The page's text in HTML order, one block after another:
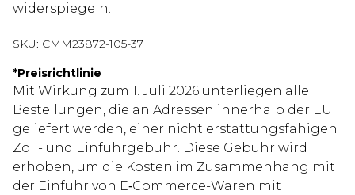
widerspiegeln.
SKU: CMM23872-105-37
*Preisrichtlinie
Mit Wirkung zum 1. Juli 2026 unterliegen alle
Bestellungen, die an Adressen innerhalb der EU
geliefert werden, einer nicht erstattungsfähigen
Zoll- und Einfuhrgebühr. Diese Gebühr wird
erhoben, um die Kosten im Zusammenhang mit
der Einfuhr von E‑Commerce-Waren mit